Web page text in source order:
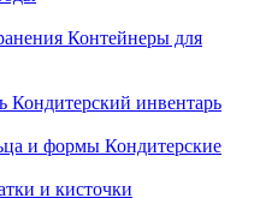
Контейнеры для
Кондитерский инвентарь
Кондитерские